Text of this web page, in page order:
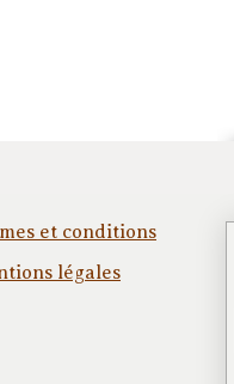
et conditions
légales